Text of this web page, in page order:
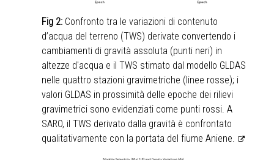
Fig 2: Confronto tra le variazioni di contenuto
d’acqua del terreno (TWS) derivate convertendo i
cambiamenti di gravità assoluta (punti neri) in
altezze d'acqua e il TWS stimato dal modello GLDAS
nelle quattro stazioni gravimetriche (linee rosse); i
valori GLDAS in prossimità delle epoche dei rilievi
gravimetrici sono evidenziati come punti rossi. A
SARO, il TWS derivato dalla gravità è confrontato
qualitativamente con la portata del fiume Aniene.